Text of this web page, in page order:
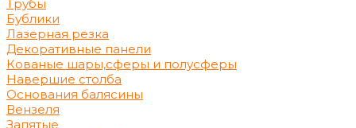
Трубы
Бублики
Лазерная резка
Декоративные панели
Кованые шары,сферы и полусферы
Навершие столба
Основания балясины
Вензеля
Запятые